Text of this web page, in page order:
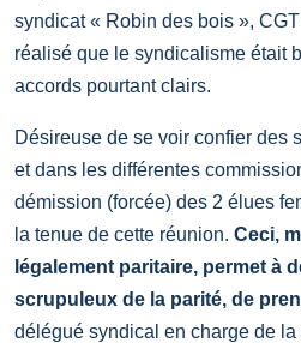
syndicat « Robin des bois »,
réalisé que le syndicalisme était
accords pourtant clairs.
Désireuse de se voir confier des
et dans les différentes
démission (forcée) des 2 élues
la tenue de cette réunion. Ceci,
légalement paritaire, permet à
scrupuleux de la parité, de
délégué syndical en charge de